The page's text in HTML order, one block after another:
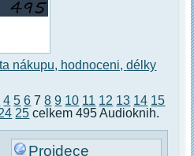
nákupu, hodnoceni,délky
4 5 6 78 9 10 11 12 13 14 15
25 celkem 495 Audioknih.
Projdece